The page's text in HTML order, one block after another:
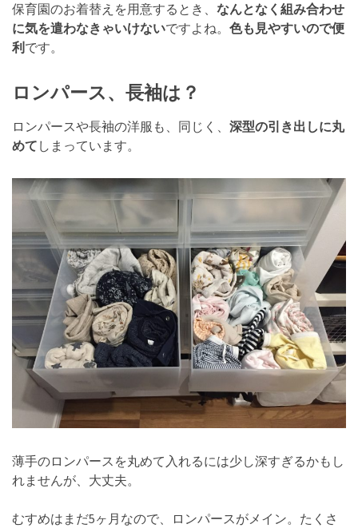
保育園のお着替えを用意するとき、 なんとなく組み合わせ
に気を遣わなきゃいけないですよね。 色も見やすいので便
利 です。
ロンパース、長袖は？
ロンパースや長袖の洋服も、同じく、 深型の引き出しに丸
めて しまっています。
薄手のロンパースを丸めて入れるには少し深すぎるかもし
れませんが、大丈夫。
むすめはまだ5ヶ月なので、ロンパースがメイン。たくさ